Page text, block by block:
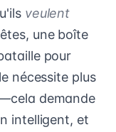
veulent
une boîte
pour
nécessite plus
demande
intelligent, et